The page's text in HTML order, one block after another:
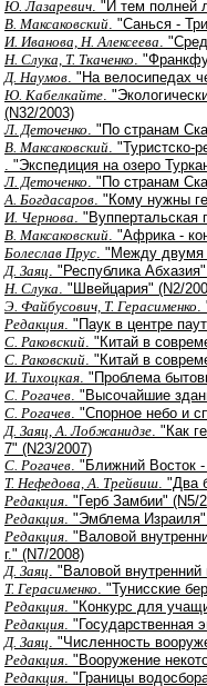
Ю. Лазаревич . "И тем
В. Максаковский . "Санься -
И. Иванова, Н. Алексеева .
Н. Слука, Т. Ткаченко .
Д. Наумов . "На велосипедах
Ю. Кабелкайте .
(N32/2003)
Л. Деточенко . "По странам
В. Максаковский .
. "Экспедиция на озеро
Л. Деточенко . "По странам
А. Богдасаров . "Кому нужны
И. Чернова .
В. Максаковский . "Африка -
Болеслав Прус . "Между
Д. Заяц . "Республика
Н. Слука . "Швейцария" (N2/
Э. Файбусович, Т. Герасименко
Редакция . "Паук в центре
С. Раковский . "Китай в
С. Раковский . "Китай в
И. Тихоцкая . "Проблема
С. Рогачев . "Высочайшие
С. Рогачев . "Спорное небо и
Д. Заяц, А. Лобжанидзе . "Как
7" (N23/2007)
С. Рогачев . "Ближний Восток
Т. Нефедова, А. Трейвиш . "Два
Редакция . "Герб Замбии" (N5/
Редакция . "Эмблема
Редакция . "Валовой
г." (N7/2008)
Д. Заяц . "Валовой
Т. Герасименко . "Тунисские
Редакция . "Конкурс для
Редакция .
Д. Заяц . "Численность
Редакция . "Вооружение
Редакция . "Границы